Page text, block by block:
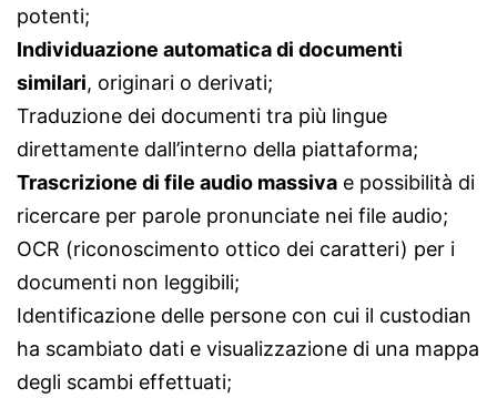
potenti;
Individuazione automatica di documenti
similari, originari o derivati;
Traduzione dei documenti tra più lingue
direttamente dall’interno della piattaforma;
Trascrizione di file audio massiva e possibilità di
ricercare per parole pronunciate nei file audio;
OCR (riconoscimento ottico dei caratteri) per i
documenti non leggibili;
Identificazione delle persone con cui il custodian
ha scambiato dati e visualizzazione di una mappa
degli scambi effettuati;